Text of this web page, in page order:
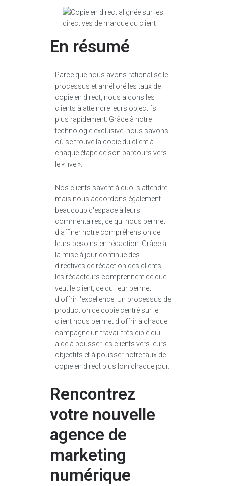
En résumé
Parce que nous avons rationalisé le
processus et amélioré les taux de
copie en direct, nous aidons les
clients à atteindre leurs objectifs
plus rapidement. Grâce à notre
technologie exclusive, nous savons
où se trouve la copie du client à
chaque étape de son parcours vers
le « live ».
Nos clients savent à quoi s'attendre,
mais nous accordons également
beaucoup d'espace à leurs
commentaires, ce qui nous permet
d'affiner notre compréhension de
leurs besoins en rédaction. Grâce à
la mise à jour continue des
directives de rédaction des clients,
les rédacteurs comprennent ce que
veut le client, ce qui leur permet
d'offrir l'excellence. Un processus de
production de copie centré sur le
client nous permet d'offrir à chaque
campagne un travail très ciblé qui
aide à pousser les clients vers leurs
objectifs et à pousser notre taux de
copie en direct plus loin chaque jour.
Rencontrez
votre nouvelle
agence de
marketing
numérique